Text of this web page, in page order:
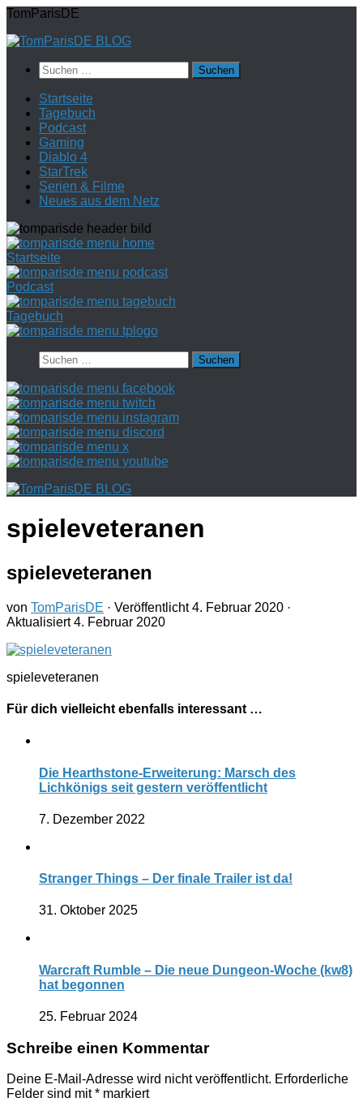
Zum
springen
TomParisDE
Suchen
nach:
Startseite
Tagebuch
Podcast
Gaming
Diablo 4
StarTrek
Serien & Filme
Neues aus dem Netz
Startseite
Podcast
Tagebuch
Suchen
nach:
spieleveteranen
spieleveteranen
von TomParisDE · Veröffentlicht4. Februar 2020 ·
Aktualisiert4. Februar 2020
spieleveteranen
Für dich vielleicht ebenfalls interessant …
Die Hearthstone-Erweiterung: Marsch des
Lichkönigs seit gestern veröffentlicht
7. Dezember 2022
Stranger Things – Der finale Trailer ist da!
31. Oktober 2025
Warcraft Rumble – Die neue Dungeon-Woche (kw8)
hat begonnen
25. Februar 2024
Schreibe einen Kommentar
Deine E-Mail-Adresse wird nicht veröffentlicht. Erforderliche
Felder sind mit* markiert